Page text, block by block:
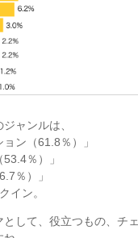
ャンルは、
ョン（61.8％）」
％）」
％）」
イン。
として、役立つもの、チ